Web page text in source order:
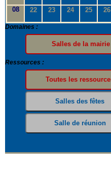
08 22 23 24 25 26
Domaines :
Ressources :